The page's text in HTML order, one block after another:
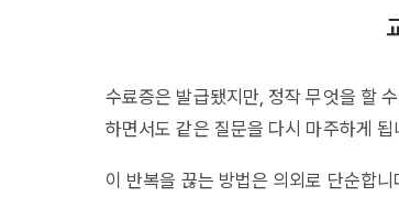
수료증은 발급됐지만, 정작 무엇을 할
하면서도 같은 질문을 다시 마주하게 됩
이 반복을 끊는 방법은 의외로 단순합니